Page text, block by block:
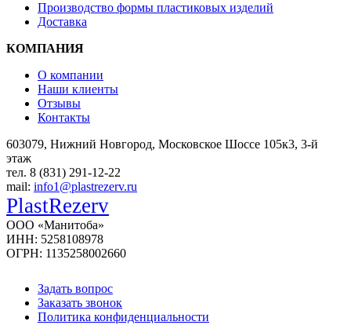
Производство формы пластиковых изделий
Доставка
КОМПАНИЯ
О компании
Наши клиенты
Отзывы
Контакты
603079, Нижний Новгород, Московское Шоссе 105к3, 3-й
этаж
тел. 8 (831) 291-12-22
mail: info1@plastrezerv.ru
PlastRezerv
ООО «Манитоба»
ИНН: 5258108978
ОГРН: 1135258002660
Задать вопрос
Заказать звонок
Политика конфиденциальности